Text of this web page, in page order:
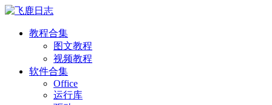
教程合集
图文教程
视频教程
软件合集
Office
运行库